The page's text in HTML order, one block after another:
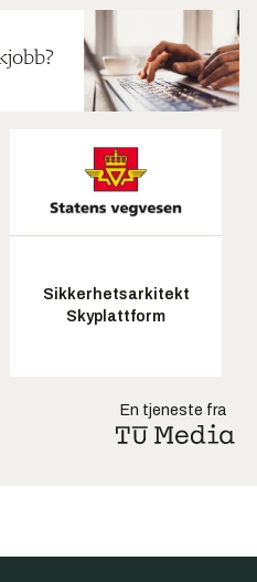
Sikkerhetsarkitekt
Skyplattform
En tjeneste fra